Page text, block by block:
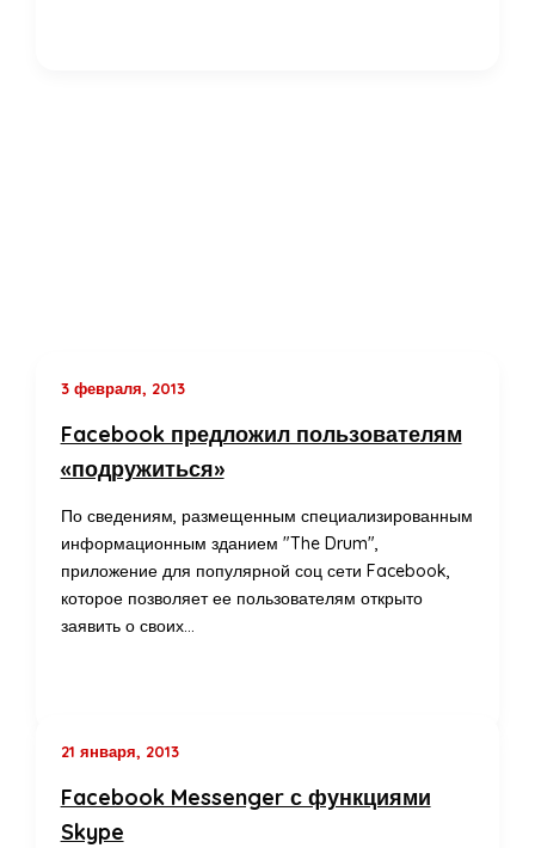
3 февраля, 2013
Facebook предложил пользователям
«подружиться»
По сведениям, размещенным специализированным
информационным зданием "The Drum",
приложение для популярной соц сети Facebook,
которое позволяет ее пользователям открыто
заявить о своих…
21 января, 2013
Facebook Messenger с функциями
Skype